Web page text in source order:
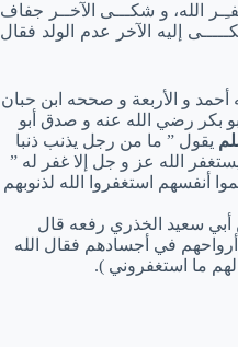
الله، و شكـــى الآخــر جفاف
إليه الآخر عدم الولد فقال
أحمد و الأربعة و صححه ابن حبان
بكر رضي الله عنه و صدق أبو
يقول ” ما من رجل يذنب ذنبا
الله عز و جل إلا غفر له ”
أنفسهم استغفروا الله لذنوبهم
أبي سعيد الخذري رفعه قال
أرواحهم في أجسادهم فقال الله
ما استغفروني ).